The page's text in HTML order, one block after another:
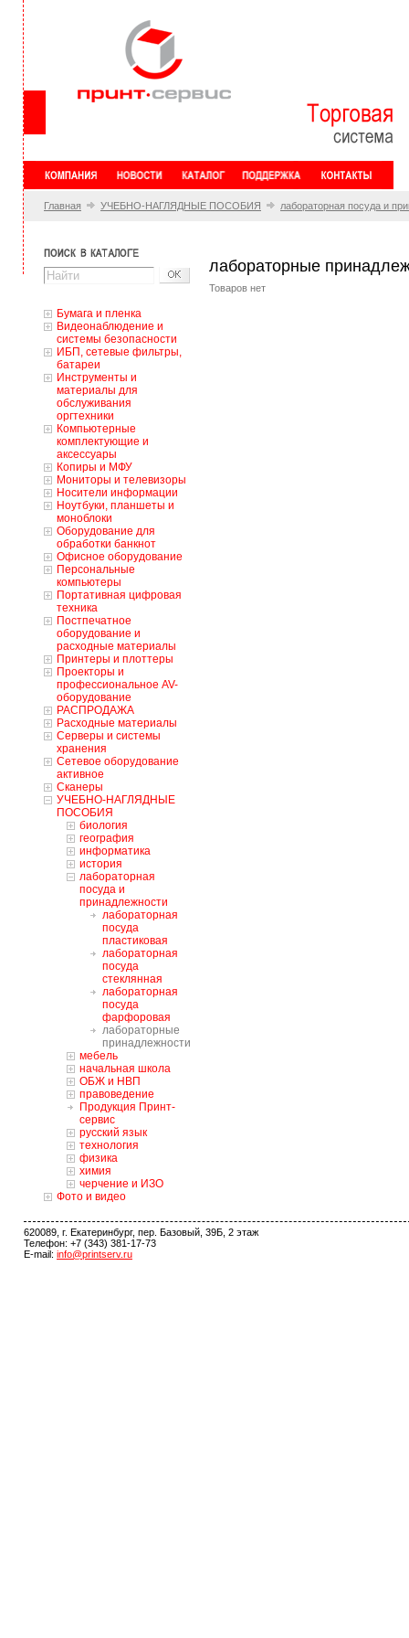
Главная УЧЕБНО-НАГЛЯДНЫЕ ПОСОБИЯ лабораторная посуда и
Бумага и пленка
Видеонаблюдение и
системы безопасности
ИБП, сетевые фильтры,
батареи
Инструменты и
материалы для
обслуживания
оргтехники
Компьютерные
комплектующие и
аксессуары
Копиры и МФУ
Мониторы и телевизоры
Носители информации
Ноутбуки, планшеты и
моноблоки
Оборудование для
обработки банкнот
Офисное оборудование
Персональные
компьютеры
Портативная цифровая
техника
Постпечатное
оборудование и
расходные материалы
Принтеры и плоттеры
Проекторы и
профессиональное AV-
оборудование
РАСПРОДАЖА
Расходные материалы
Серверы и системы
хранения
Сетевое оборудование
активное
Сканеры
УЧЕБНО-НАГЛЯДНЫЕ
ПОСОБИЯ
биология
география
информатика
история
лабораторная
посуда и
принадлежности
лабораторная
посуда
пластиковая
лабораторная
посуда
стеклянная
лабораторная
посуда
фарфоровая
лабораторные
принадлежности
мебель
начальная школа
ОБЖ и НВП
правоведение
Продукция Принт-
сервис
русский язык
технология
физика
химия
черчение и ИЗО
Фото и видео
лабораторные
Товаров нет
620089, г. Екатеринбург, пер. Базовый, 39Б, 2 этаж
Телефон: +7 (343) 381-17-73
E-mail: info@printserv.ru